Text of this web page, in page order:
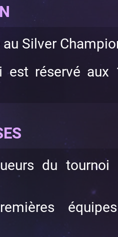
au Silver
est réservé
du tournoi